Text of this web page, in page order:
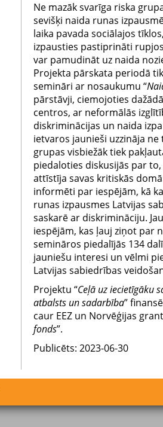
Ne mazāk svarīga riska
sevišķi naida runas
laika pavada sociālajos
izpausties pastiprināti
var pamudināt uz naida
Projekta pārskata periodā
semināri ar nosaukumu “
pārstāvji, ciemojoties
centros, ar neformālās
diskriminācijas un naida
ietvaros jaunieši uzzināja
grupas visbiežāk tiek
piedaloties diskusijās par
attīstīja savas kritiskās
informēti par iespējām, kā
runas izpausmes Latvijas
saskarē ar diskrimināciju.
iespējām, kas ļauj ziņot par
semināros piedalījās 134
jauniešu interesi un vēlmi
Latvijas sabiedrības
Projektu “Ceļā uz iecietīgāku
atbalsts un sadarbība”
caur EEZ un Norvēģijas
fonds”.
Publicēts: 2023-06-30